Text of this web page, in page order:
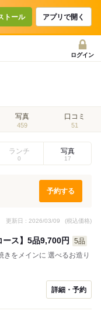
トール アプリで開く
ログイン
写真
459
口コミ
51
ランチ
0
写真
17
予約する
更新日 : 2026/03/09 (税込価格)
ス】5品9,700円
5品
ンに 選べるお造り
詳細・予約
ン
する